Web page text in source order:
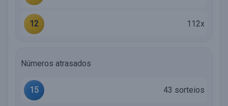
12 112x
Números atrasados
15 43 sorteios